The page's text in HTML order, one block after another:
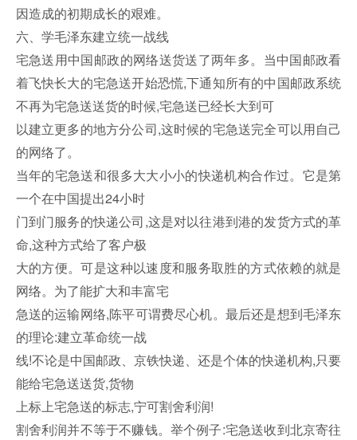
因造成的初期成长的艰难。
六、学毛泽东建立统一战线
宅急送用中国邮政的网络送货送了两年多。当中国邮政看
着飞快长大的宅急送开始恐慌,下通知所有的中国邮政系统
不再为宅急送送货的时候,宅急送已经长大到可
以建立更多的地方分公司,这时候的宅急送完全可以用自己
的网络了。
当年的宅急送和很多大大小小的快递机构合作过。它是第
一个在中国提出24小时
门到门服务的快递公司,这是对以往港到港的发货方式的革
命,这种方式给了客户极
大的方便。可是这种以速度和服务取胜的方式依赖的就是
网络。为了能扩大和丰富宅
急送的运输网络,陈平可谓费尽心机。最后还是想到毛泽东
的理论:建立革命统一战
线!不论是中国邮政、京铁快递、还是个体的快递机构,只要
能给宅急送送货,货物
上标上宅急送的标志,宁可割舍利润!
割舍利润并不等于不赚钱。举个例子:宅急送收到北京寄往